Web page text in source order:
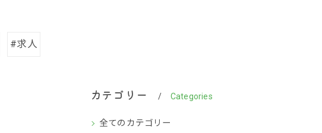
#求人
カテゴリー Categories
全てのカテゴリー